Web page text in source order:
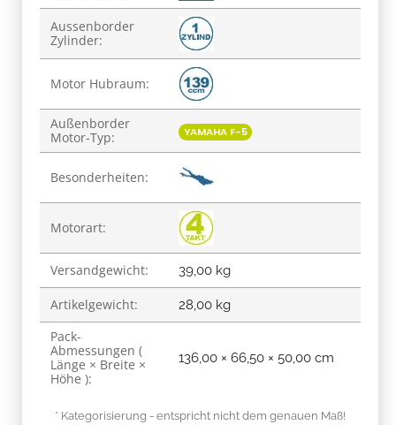
Aussenborder
Zylinder:
Motor Hubraum:
Außenborder
Motor-Typ:
YAMAHA F-5
Besonderheiten:
Motorart:
Versandgewicht: 39,00 kg
Artikelgewicht: 28,00 kg
Pack-
Abmessungen (
Länge × Breite ×
Höhe ):
136,00 × 66,50 × 50,00 cm
* Kategorisierung - entspricht nicht dem genauen Maß!